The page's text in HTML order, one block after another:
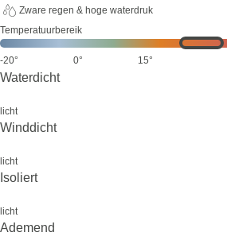
Zware regen & hoge waterdruk
Temperatuurbereik
-20° 0° 15°
Waterdicht
licht
Winddicht
licht
Isoliert
licht
Ademend